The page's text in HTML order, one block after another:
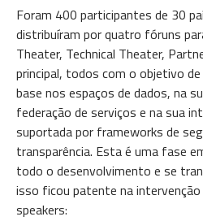
Foram 400 participantes de 30
distribuíram por quatro fóruns
Theater, Technical Theater,
principal, todos com o objetivo
base nos espaços de dados, na
federação de serviços e na sua
suportada por frameworks de
transparência. Esta é uma fase
todo o desenvolvimento e se
isso ficou patente na
speakers: